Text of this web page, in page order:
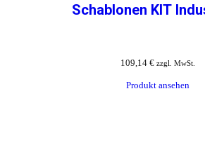
Schablonen KIT
109,14 € zzgl. MwSt.
Produkt ansehen